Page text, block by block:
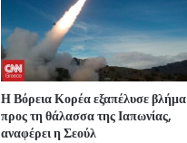
Η Βόρεια Κορέα εξαπέλυσε βλήμα
προς τη θάλασσα της Ιαπωνίας,
αναφέρει η Σεούλ